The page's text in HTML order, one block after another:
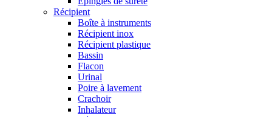
Récipient
Boîte à instruments
Récipient inox
Récipient plastique
Bassin
Flacon
Urinal
Poire à lavement
Crachoir
Inhalateur